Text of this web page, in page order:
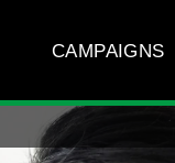
CAMPAIGNS